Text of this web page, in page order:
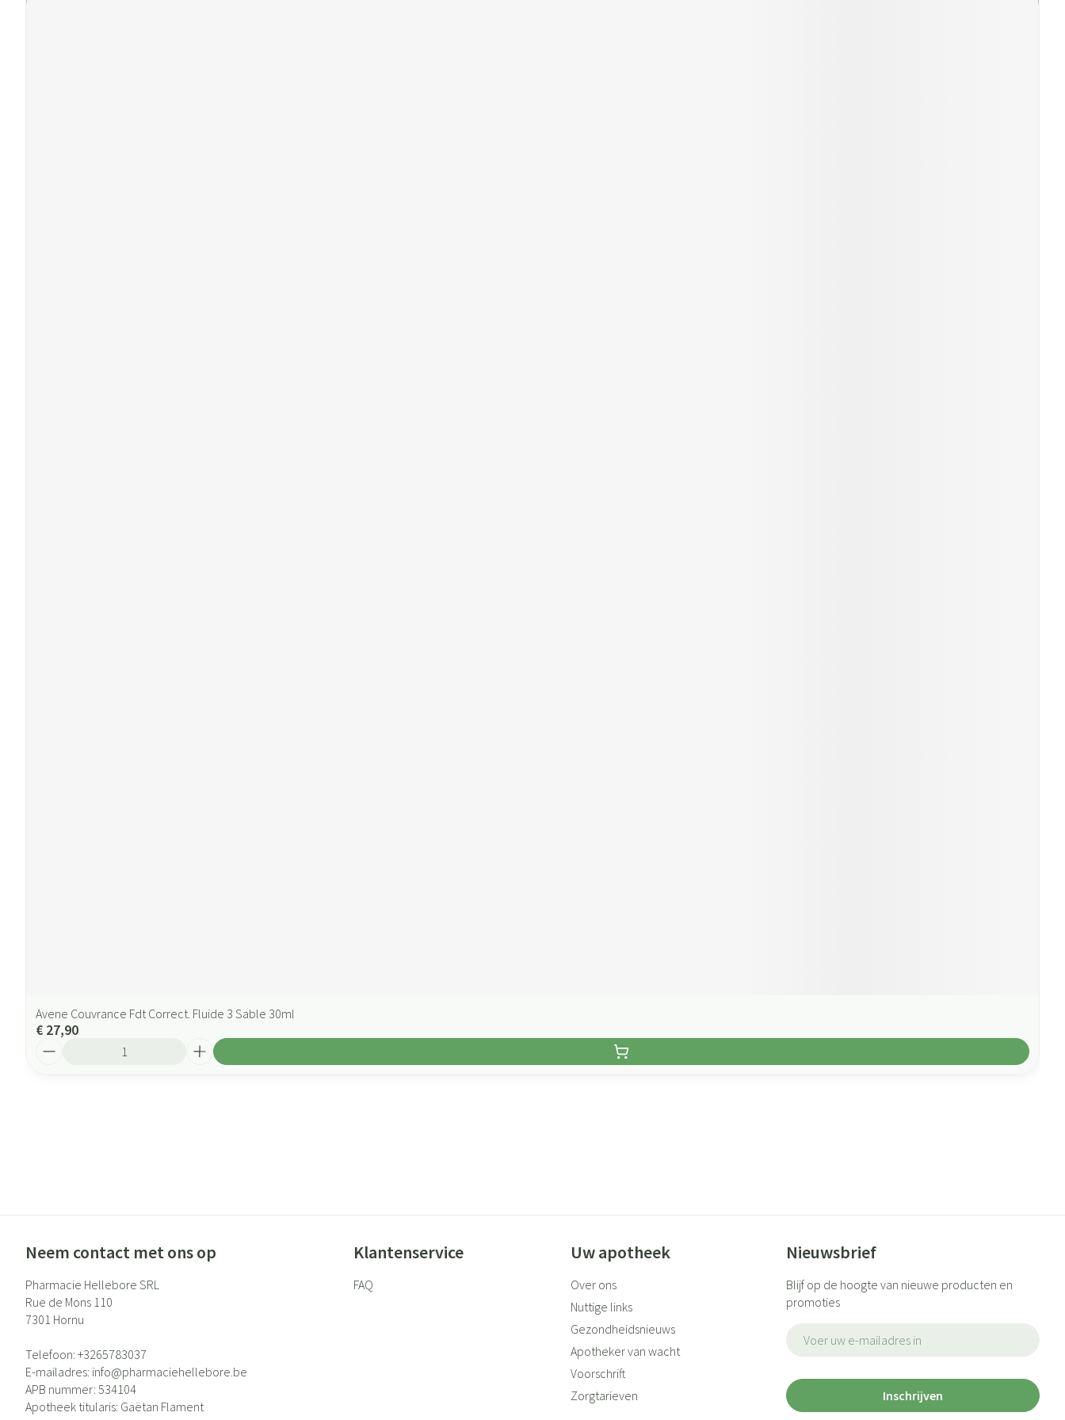
Avene Couvrance Fdt Correct. Fluide 3 Sable 30ml
€ 27,90
Neem contact met ons op
Pharmacie Hellebore SRL
Rue de Mons 110
7301 Hornu
Telefoon: +3265783037
E-mailadres: info@pharmaciehellebore.be
APB nummer: 534104
Apotheek titularis: Gaëtan Flament
Klantenservice
FAQ
Uw apotheek
Over ons
Nuttige links
Gezondheidsnieuws
Apotheker van wacht
Voorschrift
Zorgtarieven
Nieuwsbrief
Blijf op de hoogte van nieuwe producten en
promoties
Inschrijven